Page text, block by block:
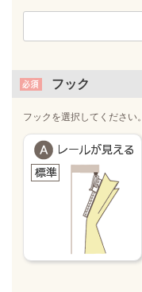
フック
フックを選択してください。